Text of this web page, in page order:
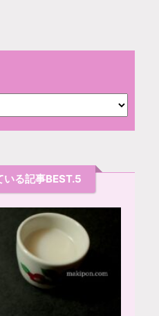
る記事BEST.5